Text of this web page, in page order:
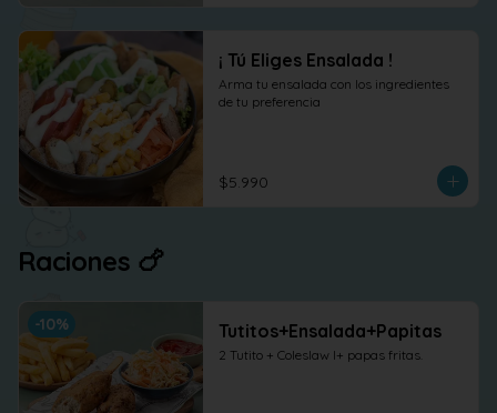
¡ Tú Eliges Ensalada !
Arma tu ensalada con los ingredientes
de tu preferencia
$5.990
Raciones 🍗
-10% Tutitos+Ensalada+Papitas
2 Tutito + Coleslaw l+ papas fritas.